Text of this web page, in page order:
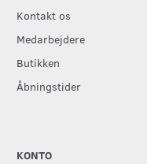
Kontakt os
Medarbejdere
Butikken
Åbningstider
KONTO